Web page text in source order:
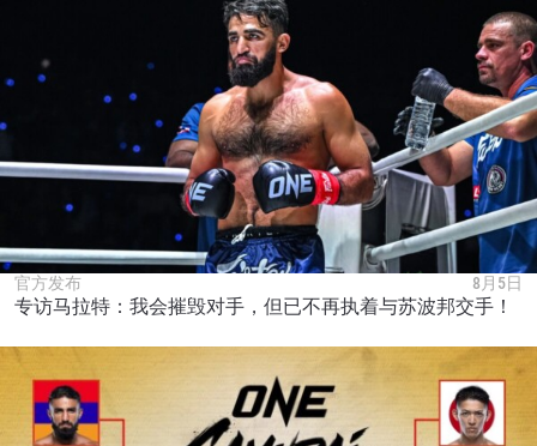
官方发布 8月5日
专访马拉特：我会摧毁对手，但已不再执着与苏波邦交手！